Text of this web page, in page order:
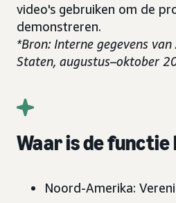
video's gebruiken om de
demonstreren.
*Bron: Interne gegevens
Staten, augustus–oktober
Waar is de
Noord-Amerika: